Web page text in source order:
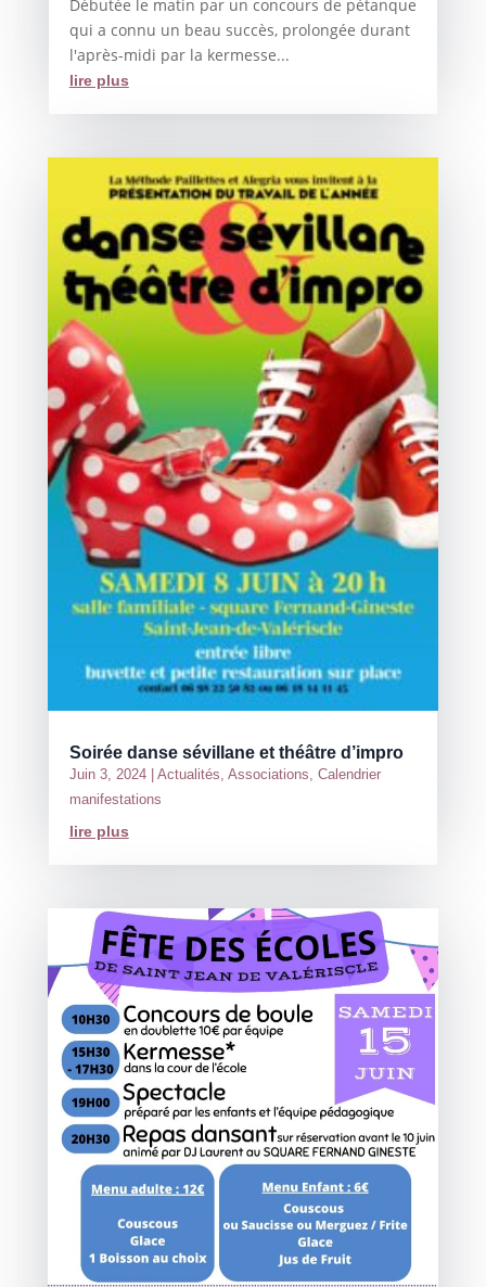
Débutée le matin par un concours de pétanque
qui a connu un beau succès, prolongée durant
l'après-midi par la kermesse...
lire plus
Soirée danse sévillane et théâtre d’impro
Juin 3, 2024| Actualités Associations Calendrier
manifestations
lire plus